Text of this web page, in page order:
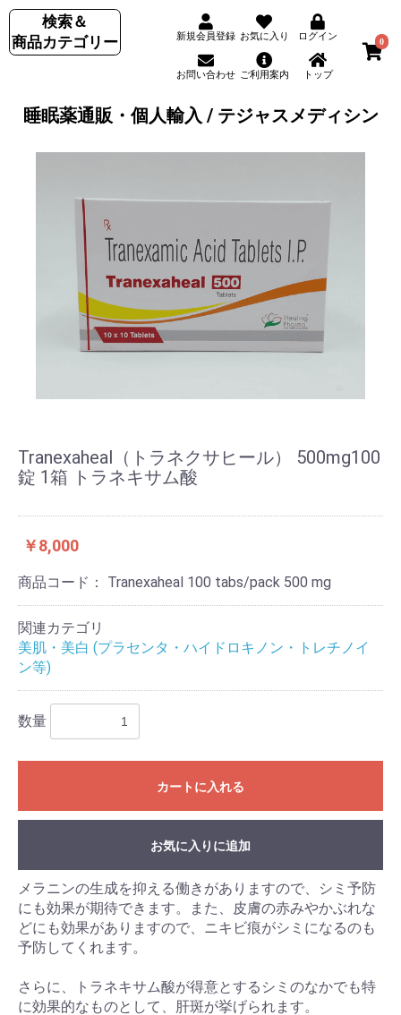
検索＆
商品カテゴリー
新規会員登録 お気に入り ログイン
お問い合わせ ご利用案内 トップ
0
睡眠薬通販・個人輸入 / テジャスメディシン
Tranexaheal（トラネクサヒール） 500mg100
錠 1箱 トラネキサム酸
￥8,000
商品コード： Tranexaheal 100 tabs/pack 500 mg
関連カテゴリ
美肌・美白 (プラセンタ・ハイドロキノン・トレチノイ
ン等)
数量
カートに入れる
お気に入りに追加
メラニンの生成を抑える働きがありますので、シミ予防
にも効果が期待できます。また、皮膚の赤みやかぶれな
どにも効果がありますので、ニキビ痕がシミになるのも
予防してくれます。
さらに、トラネキサム酸が得意とするシミのなかでも特
に効果的なものとして、肝斑が挙げられます。